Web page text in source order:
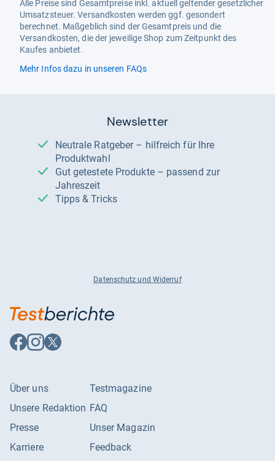
Alle Preise sind Gesamtpreise inkl. aktuell geltender gesetzlicher
Umsatzsteuer. Versandkosten werden ggf. gesondert
berechnet. Maßgeblich sind der Gesamtpreis und die
Versandkosten, die der jeweilige Shop zum Zeitpunkt des
Kaufes anbietet.
Mehr Infos dazu in unseren FAQs
Newsletter
Neutrale Ratgeber – hilfreich für Ihre
Produktwahl
Gut getestete Produkte – passend zur
Jahreszeit
Tipps & Tricks
Datenschutz und Widerruf
Auf
Facebook
Auf
Instagram
Auf
X
Über uns
Unsere Redaktion
Presse
Karriere
Testmagazine
FAQ
Unser Magazin
Feedback